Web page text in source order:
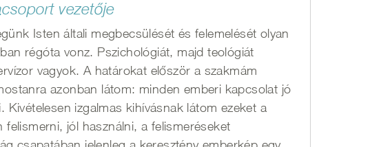
vezetője
Isten általi megbecsülését és felemelését olyan
régóta vonz. Pszichológiát, majd teológiát
vagyok. A határokat először a szakmám
azonban látom: minden emberi kapcsolat jó
izgalmas kihívásnak látom ezeket a
felismerni, jól használni, a felismeréseket